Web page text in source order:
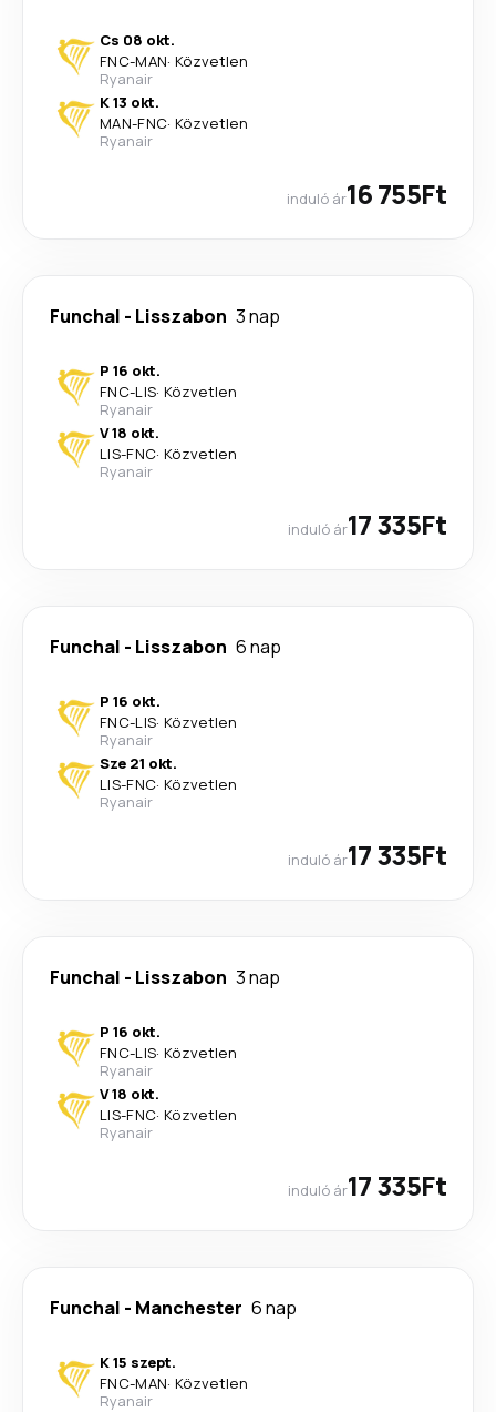
Cs 08 okt.
FNC-MAN· Közvetlen
Ryanair
K 13 okt.
MAN-FNC· Közvetlen
Ryanair
induló ár16 755Ft
Funchal - Lisszabon 3 nap
P 16 okt.
FNC-LIS· Közvetlen
Ryanair
V 18 okt.
LIS-FNC· Közvetlen
Ryanair
induló ár17 335Ft
Funchal - Lisszabon 6 nap
P 16 okt.
FNC-LIS· Közvetlen
Ryanair
Sze 21 okt.
LIS-FNC· Közvetlen
Ryanair
induló ár17 335Ft
Funchal - Lisszabon 3 nap
P 16 okt.
FNC-LIS· Közvetlen
Ryanair
V 18 okt.
LIS-FNC· Közvetlen
Ryanair
induló ár17 335Ft
Funchal - Manchester 6 nap
K 15 szept.
FNC-MAN· Közvetlen
Ryanair